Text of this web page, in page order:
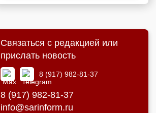
Связаться с редакцией или
прислать новость
8 (917) 982-81-37
8 (917) 982-81-37
info@sarinform.ru